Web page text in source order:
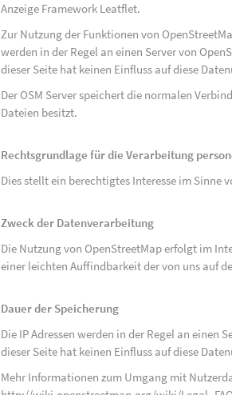
Anzeige Framework Leatflet.
Zur Nutzung der Funktionen von
werden in der Regel an einen Server von
dieser Seite hat keinen Einfluss auf diese
Der OSM Server speichert die normalen
Dateien besitzt.
Rechtsgrundlage für die Verarbeitung
Dies stellt ein berechtigtes Interesse im Sinne
Zweck der Datenverarbeitung
Die Nutzung von OpenStreetMap erfolgt im
einer leichten Auffindbarkeit der von uns auf
Dauer der Speicherung
Die IP Adressen werden in der Regel an einen
dieser Seite hat keinen Einfluss auf diese
Mehr Informationen zum Umgang mit